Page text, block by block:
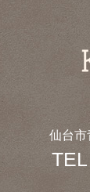
仙台市
TEL